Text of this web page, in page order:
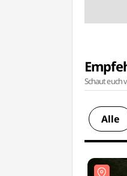
Schaut euch
Alle